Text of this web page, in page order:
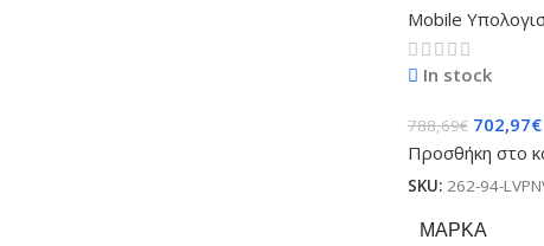
Mobile
In stock
788,69€ 702,97€
Προσθήκη στο
SKU: 262-94-
ΜΆΡΚΑ